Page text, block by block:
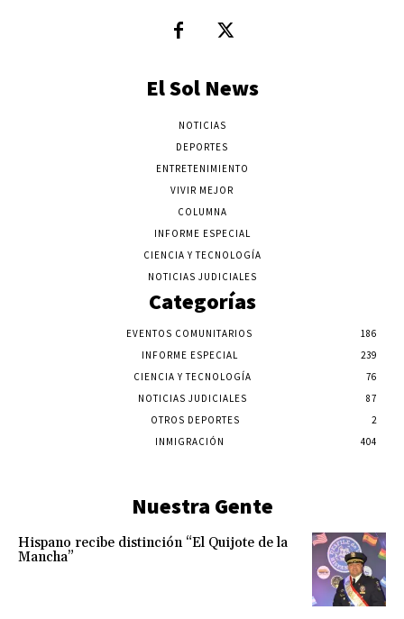
El Sol News
NOTICIAS
DEPORTES
ENTRETENIMIENTO
VIVIR MEJOR
COLUMNA
INFORME ESPECIAL
CIENCIA Y TECNOLOGÍA
NOTICIAS JUDICIALES
Categorías
EVENTOS COMUNITARIOS
186
INFORME ESPECIAL
239
CIENCIA Y TECNOLOGÍA
76
NOTICIAS JUDICIALES
87
OTROS DEPORTES
2
INMIGRACIÓN
404
Nuestra Gente
Hispano recibe distinción “El Quijote de la
Mancha”